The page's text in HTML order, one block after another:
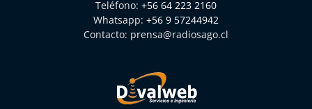
Teléfono: +56 64 223 2160
Whatsapp: +56 9 57244942
Contacto: prensa@radiosago.cl